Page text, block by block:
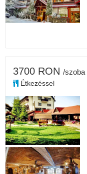
3700 RON /szoba
Étkezéssel